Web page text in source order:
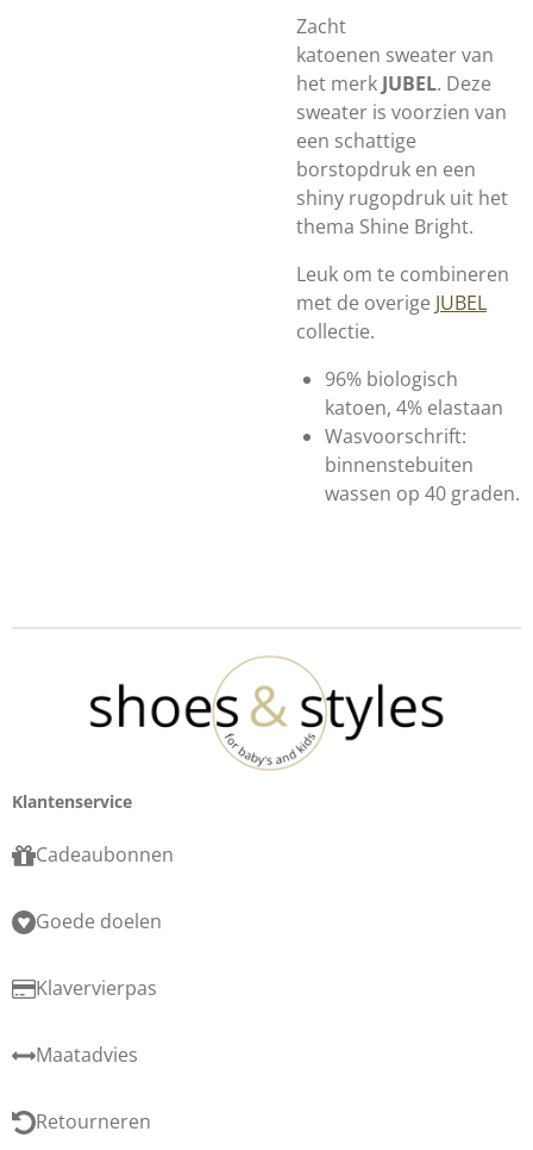
Zacht
katoenen sweater van
het merk JUBEL. Deze
sweater is voorzien van
een schattige
borstopdruk en een
shiny rugopdruk uit het
thema Shine Bright.
Leuk om te combineren
met de overige JUBEL
collectie.
96% biologisch
katoen, 4% elastaan
Wasvoorschrift:
binnenstebuiten
wassen op 40 graden.
Klantenservice
Cadeaubonnen
Goede doelen
Klavervierpas
Maatadvies
Retourneren